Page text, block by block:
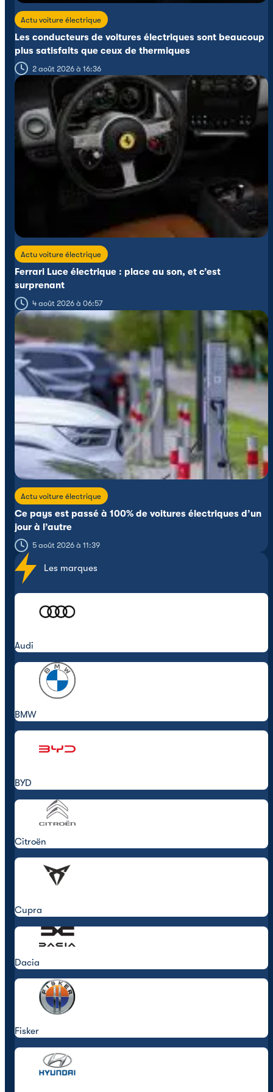
Actu voiture électrique
Les conducteurs de voitures électriques sont beaucoup
plus satisfaits que ceux de thermiques
2 août 2026 à 16:36
Actu voiture électrique
Ferrari Luce électrique : place au son, et c’est
surprenant
4 août 2026 à 06:57
Actu voiture électrique
Ce pays est passé à 100% de voitures électriques d’un
jour à l’autre
5 août 2026 à 11:39
Les marques
Audi
BMW
BYD
Citroën
Cupra
Dacia
Fisker